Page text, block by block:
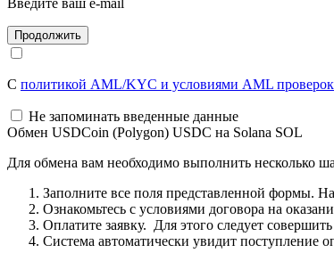
С политикой AML/KYC и условиями AML проверок
Не запоминать введенные данные
Обмен USDCoin (Polygon) USDC на Solana SOL
Для обмена вам необходимо выполнить несколько
Заполните все поля представленной формы.
Ознакомьтесь с условиями договора на
Оплатите заявку. Для этого следует
Система автоматически увидит поступление